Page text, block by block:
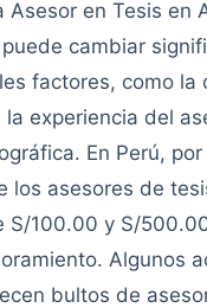
Asesor en Tesis en
cambiar
factores, como la
experiencia del
En Perú,
los asesores de
S/100.00 y S/
Algunos
bultos de